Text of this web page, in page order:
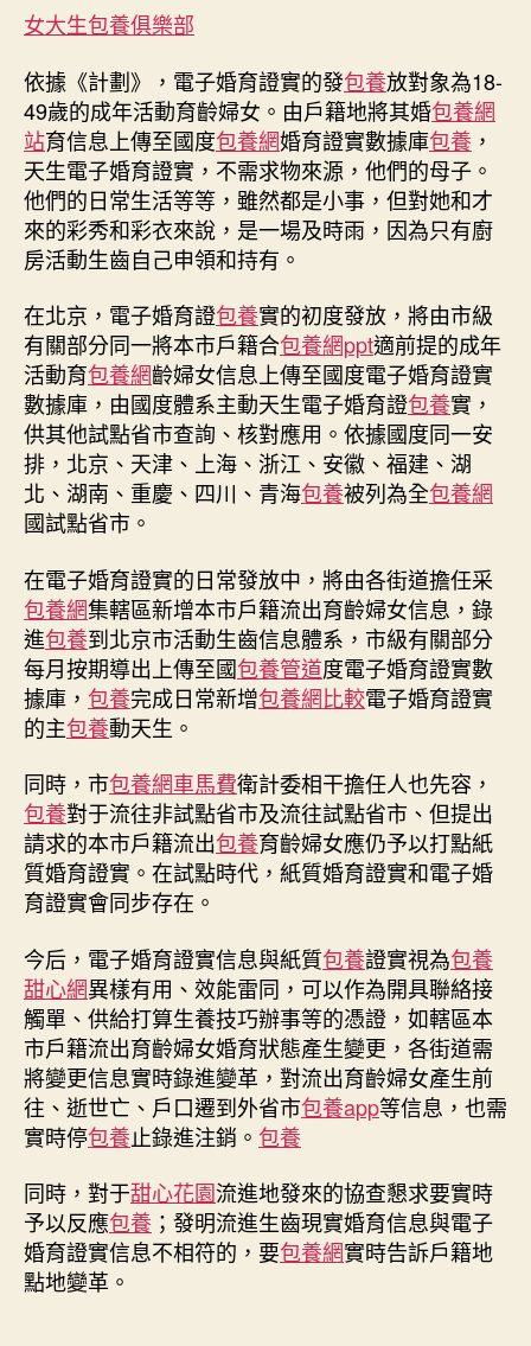
11
省
市
可
查〉
中
女大生包養俱樂部
依據《計劃》，電子婚育證實的發包養放對象為18-
49歲的成年活動育齡婦女。由戶籍地將其婚包養網
站育信息上傳至國度包養網婚育證實數據庫包養 ，
天生電子婚育證實，不需求物來源，他們的母子。
他們的日常生活等等，雖然都是小事，但對她和才
來的彩秀和彩衣來說，是一場及時雨，因為只有廚
房活動生齒自己申領和持有。
在北京，電子婚育證包養實的初度發放，將由市級
有關部分同一將本市戶籍合包養網ppt適前提的成年
活動育包養網齡婦女信息上傳至國度電子婚育證實
數據庫，由國度體系主動天生電子婚育證包養實，
供其他試點省市查詢、核對應用。依據國度同一安
排，北京、天津、上海、浙江、安徽、福建、湖
北、湖南、重慶、四川、青海包養被列為全包養網
國試點省市。
在電子婚育證實的日常發放中，將由各街道擔任采
包養網集轄區新增本市戶籍流出育齡婦女信息，錄
進包養到北京市活動生齒信息體系，市級有關部分
每月按期導出上傳至國包養管道度電子婚育證實數
據庫， 包養完成日常新增包養網比較電子婚育證實
的主包養動天生。
同時，市包養網車馬費衛計委相干擔任人也先容，
包養對于流往非試點省市及流往試點省市、但提出
請求的本市戶籍流出包養育齡婦女應仍予以打點紙
質婚育證實。在試點時代，紙質婚育證實和電子婚
育證實會同步存在。
今后，電子婚育證實信息與紙質包養證實視為包養
甜心網異樣有用、效能雷同，可以作為開具聯絡接
觸單、供給打算生養技巧辦事等的憑證，如轄區本
市戶籍流出育齡婦女婚育狀態產生變更，各街道需
將變更信息實時錄進變革，對流出育齡婦女產生前
往、逝世亡、戶口遷到外省市包養app等信息，也需
實時停包養止錄進注銷。 包養
同時，對于甜心花園流進地發來的協查懇求要實時
予以反應包養 ；發明流進生齒現實婚育信息與電子
婚育證實信息不相符的，要包養網實時告訴戶籍地
點地變革。